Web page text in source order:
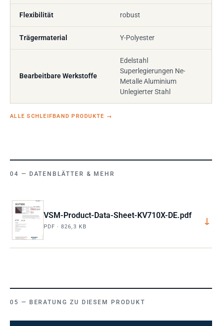
Flexibilität robust
Trägermaterial Y-Polyester
Bearbeitbare Werkstoffe
Edelstahl
Superlegierungen Ne-
Metalle Aluminium
Unlegierter Stahl
ALLE SCHLEIFBAND PRODUKTE →
DATENBLÄTTER & MEHR
VSM-Product-Data-Sheet-KV710X-DE.pdf
PDF · 826,3 KB
↓
BERATUNG ZU DIESEM PRODUKT